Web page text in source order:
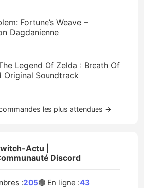
Fortune’s Weave –
Dagdanienne
Legend Of Zelda : Breath Of
Original Soundtrack
les plus attendues →
Actu |
Discord
:205🟢 En ligne :43